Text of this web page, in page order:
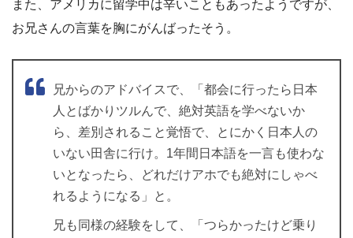
また、アメリカに留学中は辛いこともあったようですが、
お兄さんの言葉を胸にがんばったそう。
兄からのアドバイスで、「都会に行ったら日本
人とばかりツルんで、絶対英語を学べないか
ら、差別されること覚悟で、とにかく日本人の
いない田舎に行け。1年間日本語を一言も使わな
いとなったら、どれだけアホでも絶対にしゃべ
れるようになる」と。
兄も同様の経験をして、「つらかったけど乗り